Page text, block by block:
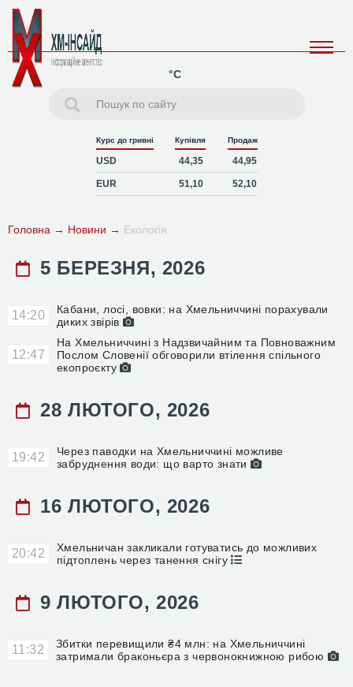
°C
Курс до гривні Купівля Продаж
USD 44,35 44,95
EUR 51,10 52,10
Головна → Новини → Екологія
5 БЕРЕЗНЯ, 2026
14:20
Кабани, лосі, вовки: на Хмельниччині порахували
диких звірів
12:47
На Хмельниччині з Надзвичайним та Повноважним
Послом Словенії обговорили втілення спільного
екопроєкту
28 ЛЮТОГО, 2026
19:42
Через паводки на Хмельниччині можливе
забруднення води: що варто знати
16 ЛЮТОГО, 2026
20:42
Хмельничан закликали готуватись до можливих
підтоплень через танення снігу
9 ЛЮТОГО, 2026
11:32
Збитки перевищили ₴4 млн: на Хмельниччині
затримали браконьєра з червонокнижною рибою